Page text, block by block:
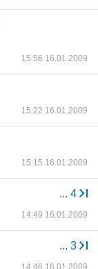
15:56 16.01.2009
15:22 16.01.2009
15:15 16.01.2009
... 4
14:49 16.01.2009
... 3
14:46 16.01.2009